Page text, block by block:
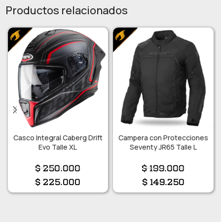
Productos relacionados
Casco Integral Caberg Drift
Evo Talle XL
$250.000
$225.000
Campera con Protecciones
Seventy JR65 Talle L
$199.000
$149.250